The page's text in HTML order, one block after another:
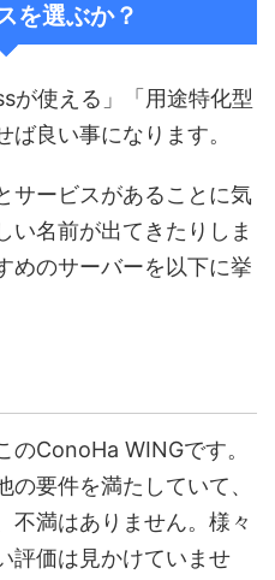
を選ぶか？
が使える」「用途特化型
良い事になります。
サービスがあることに気
い名前が出てきたりしま
めのサーバーを以下に挙
のConoHa WINGです。
要件を満たしていて、
不満はありません。様々
評価は見かけていませ